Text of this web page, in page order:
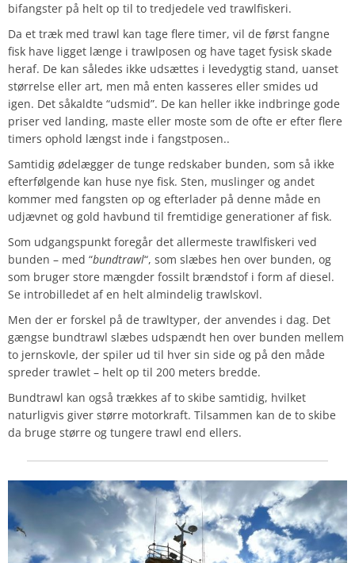
bifangster på helt op til to tredjedele ved trawlfiskeri.
Da et træk med trawl kan tage flere timer, vil de først fangne
fisk have ligget længe i trawlposen og have taget fysisk skade
heraf. De kan således ikke udsættes i levedygtig stand, uanset
størrelse eller art, men må enten kasseres eller smides ud
igen. Det såkaldte “udsmid”. De kan heller ikke indbringe gode
priser ved landing, maste eller moste som de ofte er efter flere
timers ophold længst inde i fangstposen..
Samtidig ødelægger de tunge redskaber bunden, som så ikke
efterfølgende kan huse nye fisk. Sten, muslinger og andet
kommer med fangsten op og efterlader på denne måde en
udjævnet og gold havbund til fremtidige generationer af fisk.
Som udgangspunkt foregår det allermeste trawlfiskeri ved
bunden – med “bundtrawl“, som slæbes hen over bunden, og
som bruger store mængder fossilt brændstof i form af diesel.
Se introbilledet af en helt almindelig trawlskovl.
Men der er forskel på de trawltyper, der anvendes i dag. Det
gængse bundtrawl slæbes udspændt hen over bunden mellem
to jernskovle, der spiler ud til hver sin side og på den måde
spreder trawlet – helt op til 200 meters bredde.
Bundtrawl kan også trækkes af to skibe samtidig, hvilket
naturligvis giver større motorkraft. Tilsammen kan de to skibe
da bruge større og tungere trawl end ellers.